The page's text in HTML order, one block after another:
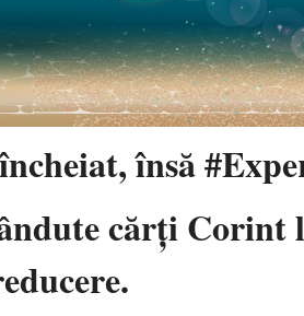
însă
cărţi Corint